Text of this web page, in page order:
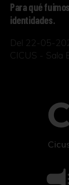
Para qué
identidades.
Del 22-05-
CICUS - Sala